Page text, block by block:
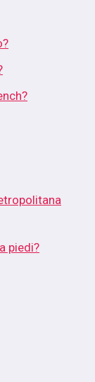
piedi?